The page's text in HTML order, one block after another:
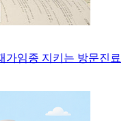
가임종 지키는 방문진료